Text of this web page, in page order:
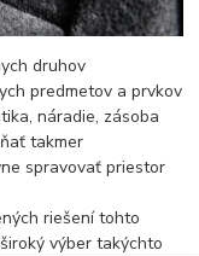
druhov
predmetov a prvkov
náradie, zásoba
takmer
spravovať priestor
riešení tohto
výber takýchto